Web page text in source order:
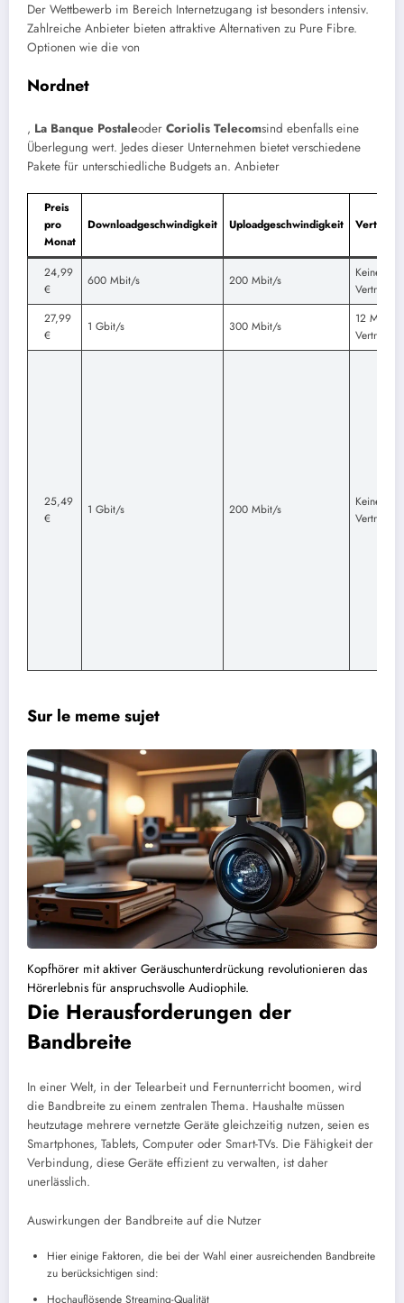
Der Wettbewerb im Bereich Internetzugang ist besonders intensiv.
Zahlreiche Anbieter bieten attraktive Alternativen zu Pure Fibre.
Optionen wie die von
Nordnet
, La Banque Postaleoder Coriolis Telecomsind ebenfalls eine
Überlegung wert. Jedes dieser Unternehmen bietet verschiedene
Pakete für unterschiedliche Budgets an. Anbieter
Preis
pro
Monat
Downloadgeschwindigkeit Uploadgeschwindigkeit
24,99
€
600 Mbit/s 200 Mbit/s
Keine
27,99
€
1 Gbit/s 300 Mbit/s
12 Monate
25,49
€
1 Gbit/s 200 Mbit/s
Keine
Sur le meme sujet
Kopfhörer mit aktiver Geräuschunterdrückung revolutionieren das
Hörerlebnis für anspruchsvolle Audiophile.
Die Herausforderungen der
Bandbreite
In einer Welt, in der Telearbeit und Fernunterricht boomen, wird
die Bandbreite zu einem zentralen Thema. Haushalte müssen
heutzutage mehrere vernetzte Geräte gleichzeitig nutzen, seien es
Smartphones, Tablets, Computer oder Smart-TVs. Die Fähigkeit der
Verbindung, diese Geräte effizient zu verwalten, ist daher
unerlässlich.
Auswirkungen der Bandbreite auf die Nutzer
Hier einige Faktoren, die bei der Wahl einer ausreichenden Bandbreite
zu berücksichtigen sind:
Hochauflösende Streaming-Qualität